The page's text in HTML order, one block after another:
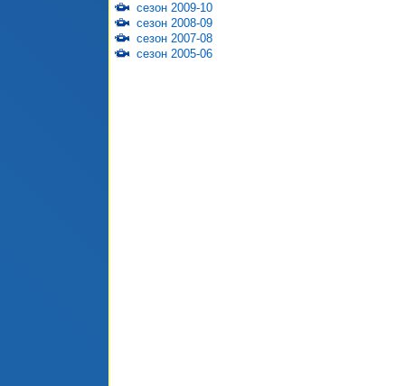
сезон 2009-10
сезон 2008-09
сезон 2007-08
сезон 2005-06